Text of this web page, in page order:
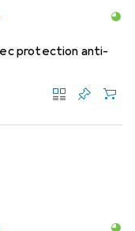
protection anti-